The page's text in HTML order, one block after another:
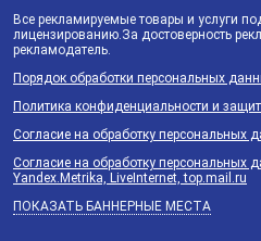
Все рекламируемые товары и услуги
лицензированию.За достоверность
рекламодатель.
Порядок обработки персональных
Политика конфиденциальности и
Согласие на обработку персональных
Согласие на обработку персональных
Yandex.Metrika, LiveInternet, top.mail.ru
ПОКАЗАТЬ БАННЕРНЫЕ МЕСТА